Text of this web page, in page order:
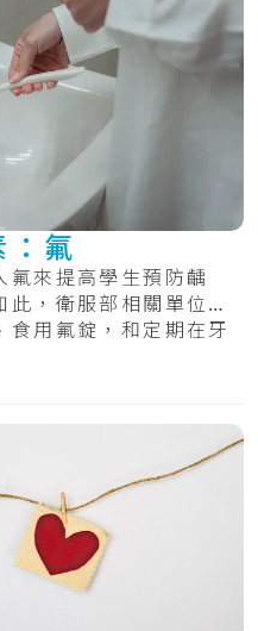
氟
氟來提高學生預防齲
，衛服部相關單位鼓
食用氟錠，和定期在牙